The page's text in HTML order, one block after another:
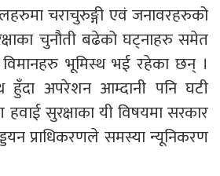
चराचुरुङ्गी एवं जनावरहरुको
चुनौती बढेको घट्नाहरु समेत
भूमिस्थ भई रहेका छन् ।
हुँदा अपरेशन आम्दानी पनि घटी
सुरक्षाका यी विषयमा सरकार
प्राधिकरणले समस्या न्यूनिकरण